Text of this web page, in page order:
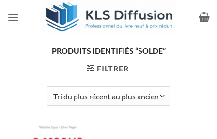
PRODUITS IDENTIFIÉS “SOLDE”
FILTRER